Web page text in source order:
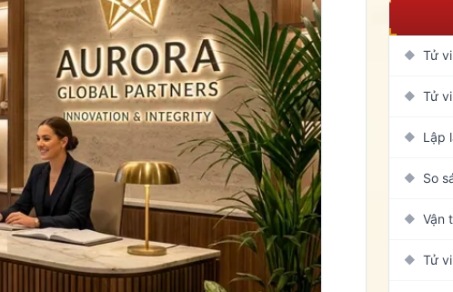
◆ Tử
◆ Tử
◆ Lập
◆ So
◆ Vận
◆ Tử